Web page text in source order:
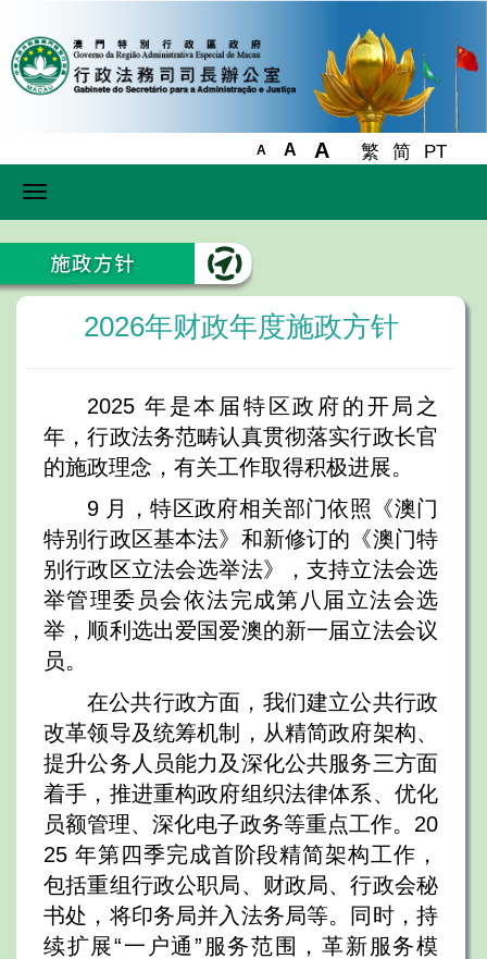
A A A 繁 简 PT
Toggle
2026年财政年度施政方针
2025 年是本届特区政府的开局之
年，行政法务范畴认真贯彻落实行政长官
的施政理念，有关工作取得积极进展。
9 月，特区政府相关部门依照《澳门
特别行政区基本法》和新修订的《澳门特
别行政区立法会选举法》，支持立法会选
举管理委员会依法完成第八届立法会选
举，顺利选出爱国爱澳的新一届立法会议
员。
在公共行政方面，我们建立公共行政
改革领导及统筹机制，从精简政府架构、
提升公务人员能力及深化公共服务三方面
着手，推进重构政府组织法律体系、优化
员额管理、深化电子政务等重点工作。20
25 年第四季完成首阶段精简架构工作，
包括重组行政公职局、财政局、行政会秘
书处，将印务局并入法务局等。同时，持
续扩展“一户通”服务范围，革新服务模